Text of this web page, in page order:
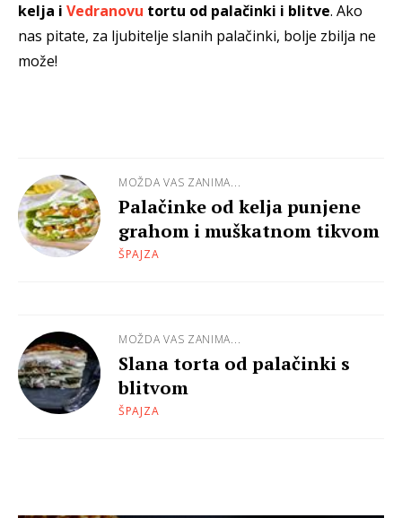
kelja i Vedranovu tortu od palačinki i blitve. Ako
nas pitate, za ljubitelje slanih palačinki, bolje zbilja ne
može!
MOŽDA VAS ZANIMA...
Palačinke od kelja punjene
grahom i muškatnom tikvom
ŠPAJZA
MOŽDA VAS ZANIMA...
Slana torta od palačinki s
blitvom
ŠPAJZA